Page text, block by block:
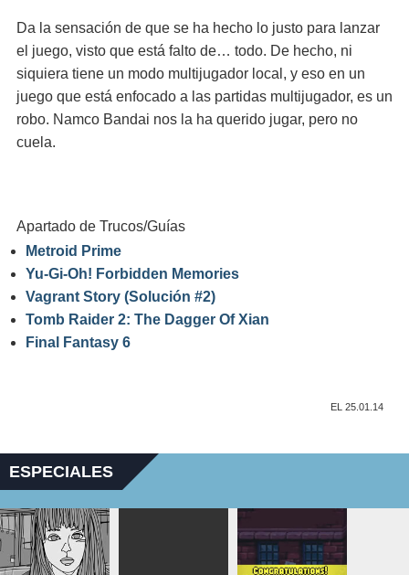
Da la sensación de que se ha hecho lo justo para lanzar
el juego, visto que está falto de… todo. De hecho, ni
siquiera tiene un modo multijugador local, y eso en un
juego que está enfocado a las partidas multijugador, es un
robo. Namco Bandai nos la ha querido jugar, pero no
cuela.
Apartado de Trucos/Guías
Metroid Prime
Yu-Gi-Oh! Forbidden Memories
Vagrant Story (Solución #2)
Tomb Raider 2: The Dagger Of Xian
Final Fantasy 6
EL 25.01.14
ESPECIALES